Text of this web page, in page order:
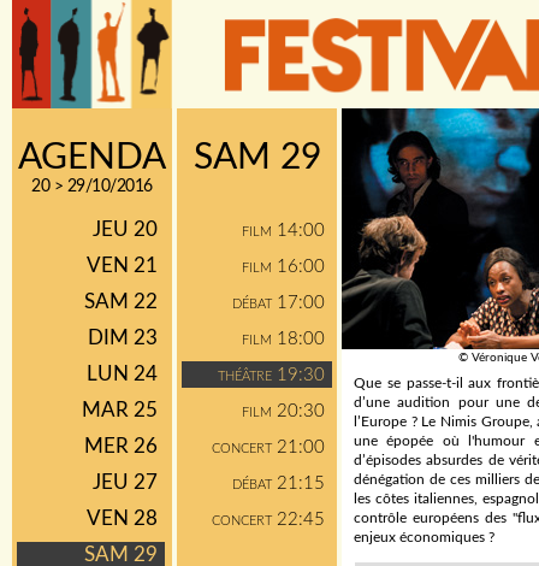
AGENDA
20 > 29/10/2016
JEU 20
VEN 21
SAM 22
DIM 23
LUN 24
MAR 25
MER 26
JEU 27
VEN 28
SAM 29
SAM 29
FILM 14:00
FILM 16:00
DÉBAT 17:00
FILM 18:00
THÉÂTRE 19:30
FILM 20:30
CONCERT 21:00
DÉBAT 21:15
CONCERT 22:45
© Véronique
Que se passe-t-il aux
d’une audition pour une
l’Europe ? Le Nimis
une épopée où l'humour
d’épisodes absurdes de
dénégation de ces milliers
les côtes italiennes,
contrôle européens des
enjeux économiques ?